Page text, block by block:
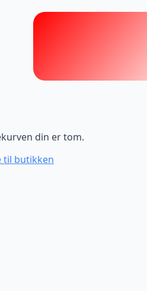
din er tom.
til butikken